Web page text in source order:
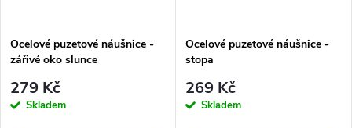
Ocelové puzetové náušnice -
zářivé oko slunce
279 Kč
Skladem
Ocelové puzetové náušnice -
stopa
269 Kč
Skladem